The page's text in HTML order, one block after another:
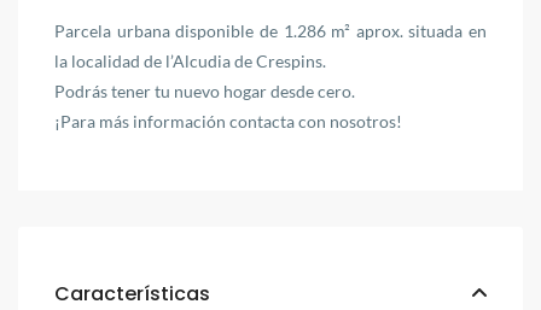
Parcela urbana disponible de 1.286 m² aprox. situada en
la localidad de l’Alcudia de Crespins.
Podrás tener tu nuevo hogar desde cero.
¡Para más información contacta con nosotros!
Características